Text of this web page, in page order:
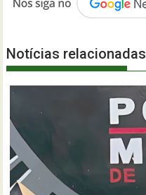
Notícias relacionadas